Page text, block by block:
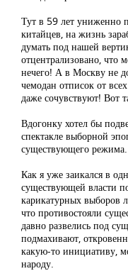
Тут в 59 лет униженно
китайцев, на жизнь
думать под нашей
отцентрализовано, что
нечего! А в Москву не
чемодан отписок от
даже сочувствуют! Вот
Вдогонку хотел бы
спектакле выборной
существующего режима.
Как я уже заикался в
существующей власти
карикатурных выборов
что противостояли
давно развелись под
подмахивают,
какую-то инициативу,
народу.